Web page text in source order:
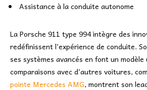
Assistance à la conduite autonome
La Porsche 911 type 994 intègre des
redéfinissent l’expérience de conduite.
ses systèmes avancés en font un modèle
comparaisons avec d’autres voitures,
pointe Mercedes AMG, montrent son